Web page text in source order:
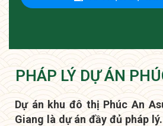
PHÁP LÝ DỰ ÁN
Dự án khu đô thị Phúc An
Giang là dự án đầy đủ pháp